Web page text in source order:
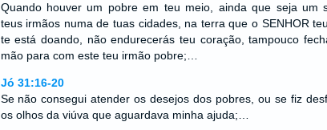
Quando houver um pobre em teu meio, ainda que seja um
teus irmãos numa de tuas cidades, na terra que o SENHOR
te está doando, não endurecerás teu coração, tampouco
mão para com este teu irmão pobre;…
Jó 31:16-20
Se não consegui atender os desejos dos pobres, ou se fiz
os olhos da viúva que aguardava minha ajuda;…